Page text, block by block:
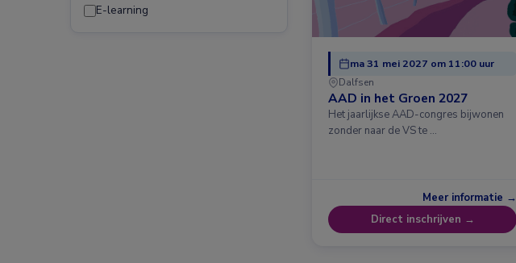
E-learning
ma 31 mei 2027 om 11:00 uur
Dalfsen
AAD in het Groen 2027
Het jaarlijkse AAD-congres bijwonen
zonder naar de VS te …
Meer informatie →
Direct inschrijven →